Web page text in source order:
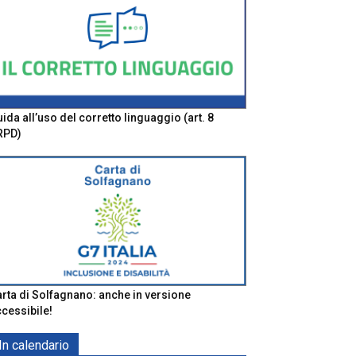
all’uso del corretto linguaggio (art. 8
di Solfagnano: anche in versione
In calendario